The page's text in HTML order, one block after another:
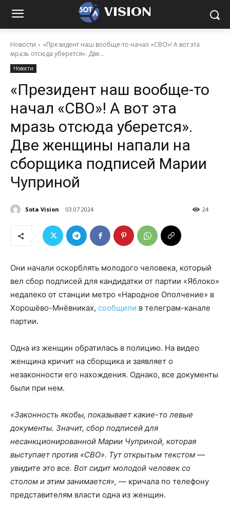
VISION
Новости
«Президент наш вообще-то начал «СВО»! А вот эта
мразь отсюда уберется». Две...
Новости
«Президент наш вообще-то
начал «СВО»! А вот эта
мразь отсюда уберется».
Две женщины напали на
сборщика подписей Марии
Чуприной
Sota Vision 03.07.2024 24
Они начали оскорблять молодого человека, который
вел сбор подписей для кандидатки от партии «Яблоко»
недалеко от станции метро «Народное Ополчение» в
Хорошёво-Мнёвниках, сообщили в телеграм-канале
партии.
Одна из женщин обратилась в полицию. На видео
женщина кричит на сборщика и заявляет о
незаконности его нахождения. Однако, все документы
были при нем.
«Законность якобы, показывает какие-то левые
документы. Значит, сбор подписей для
несанкционированной Марии Чуприной, которая
выступает против «СВО». Тут открытым текстом —
увидите это все. Вот сидит молодой человек со
столом и этим занимается», — кричала по телефону
представителям власти одна из женщин.